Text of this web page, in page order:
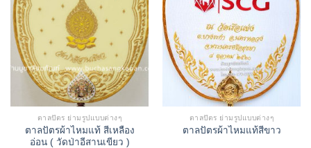
ตาลปัตร ย่ามรูปแบบต่างๆ
ตาลปัตรผ้าไหมแท้ สีเหลือง
อ่อน ( วัดป่าอีสานเขียว )
ตาลปัตร ย่ามรูปแบบต่างๆ
ตาลปัตรผ้าไหมแท้สีขาว